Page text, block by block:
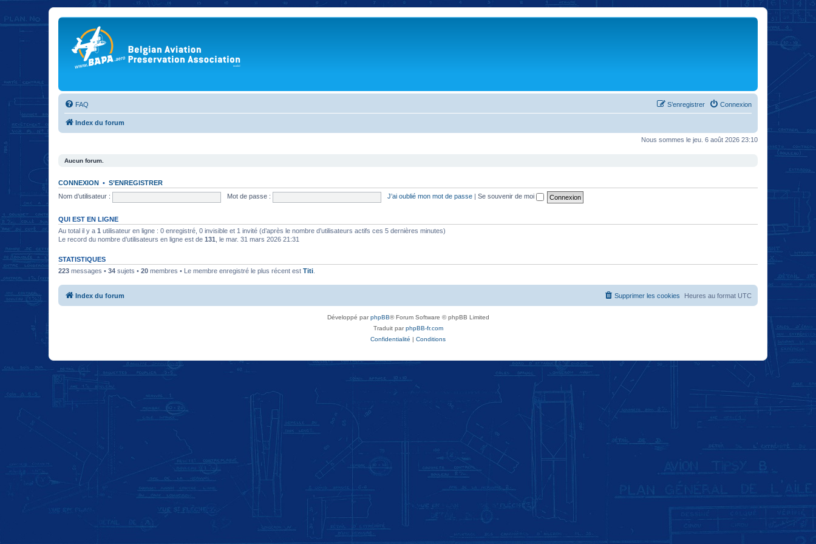
FAQ Connexion
S’enregistrer
Index du forum
Nous sommes le jeu. 6 août 2026 23:10
Aucun forum.
CONNEXION • S’ENREGISTRER
Nom d’utilisateur :
Mot de passe : J’ai oublié mon mot de passe Se souvenir de moi
QUI EST EN LIGNE
Au total il y a 1 utilisateur en ligne : 0 enregistré, 0 invisible et 1 invité (d’après le nombre d’utilisateurs actifs ces 5 dernières minutes)
Le record du nombre d’utilisateurs en ligne est de 131 , le mar. 31 mars 2026 21:31
STATISTIQUES
223 messages • 34 sujets • 20 membres • Le membre enregistré le plus récent est Titi
Index du forum Heures au format UTC
Supprimer les cookies
Développé parphpBB® Forum Software © phpBB Limited
Traduit parphpBB-fr.com
Confidentialité | Conditions